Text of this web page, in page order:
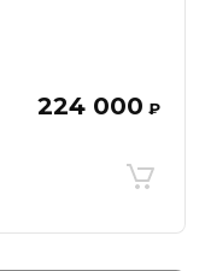
224 000 ₽